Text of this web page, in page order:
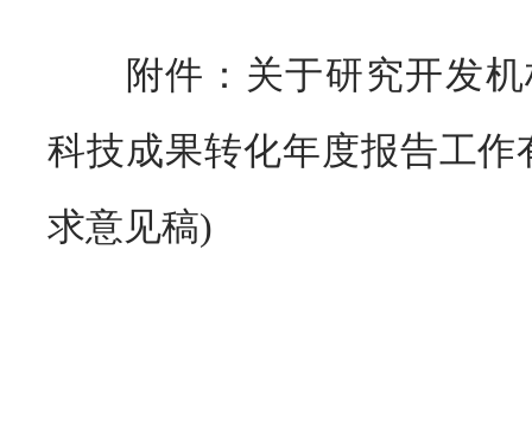
附件：关于研究开发机
科技成果转化年度报告工
求意见稿)